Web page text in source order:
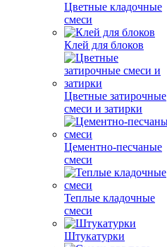
Цветные кладочные
смеси
Клей для блоков
Цветные затирочные
смеси и затирки
Цементно-песчаные
смеси
Теплые кладочные
смеси
Штукатурки